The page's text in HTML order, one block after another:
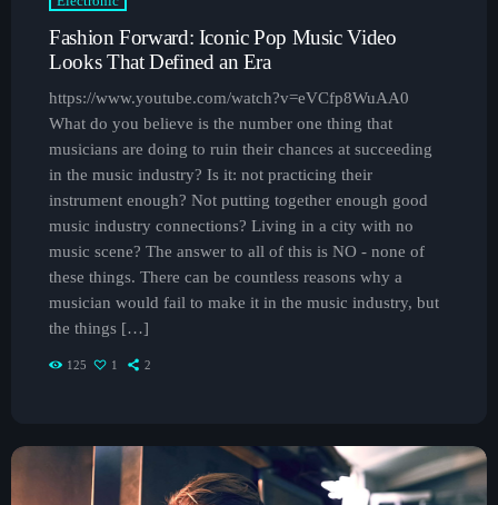
Curabitur id lacus felis. Sed justo mauris, auctor eget tellus nec,
pellentesque varius mauris. Sed eu congue nulla, et tincidunt
justo. Aliquam semper faucibus odio id varius. Suspendisse
musique pop
L’Ascension de la K-Pop : Comment la
Musique Coréenne Continue de Dominer la
Scène Mondiale
Chart-Toppers Unite: Pop Music’s Biggest
Collaborations of the Year
Fashion Forward: Iconic Pop Music Video
Looks That Defined an Era
https://www.youtube.com/watch?v=eVCfp8WuAA0
What do you believe is the number one thing that
musicians are doing to ruin their chances at succeeding
in the music industry? Is it: not practicing their
instrument enough? Not putting together enough good
music industry connections? Living in a city with no
music scene? The answer to all of this is NO - none of
these things. There can be countless reasons why a
musician would fail to make it in the music industry, but
the things […]
125 1 2